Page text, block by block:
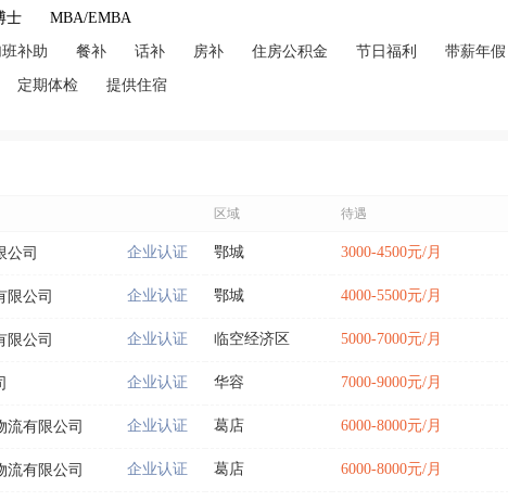
士 MBA/EMBA
班补助 餐补 话补 房补 住房公积金 节日福利 带薪年假
定期体检 提供住宿
区域 待遇
公司 企业认证 鄂城 3000-4500元/月
限公司 企业认证 鄂城 4000-5500元/月
限公司 企业认证 临空经济区 5000-7000元/月
企业认证 华容 7000-9000元/月
流有限公司 企业认证 葛店 6000-8000元/月
流有限公司 企业认证 葛店 6000-8000元/月